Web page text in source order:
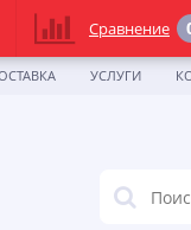
УСЛУГИ
Сравнение